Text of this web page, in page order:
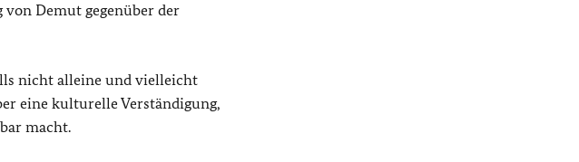
von Demut gegenüber der
nicht alleine und vielleicht
eine kulturelle Verständigung,
macht.